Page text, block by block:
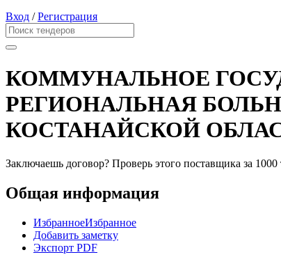
Вход /Регистрация
КОММУНАЛЬНОЕ
РЕГИОНАЛЬНАЯ
КОСТАНАЙСКОЙ
Заключаешь договор? Проверь этого поставщика за 1000
Общая информация
ИзбранноеИзбранное
Добавить заметку
Экспорт PDF